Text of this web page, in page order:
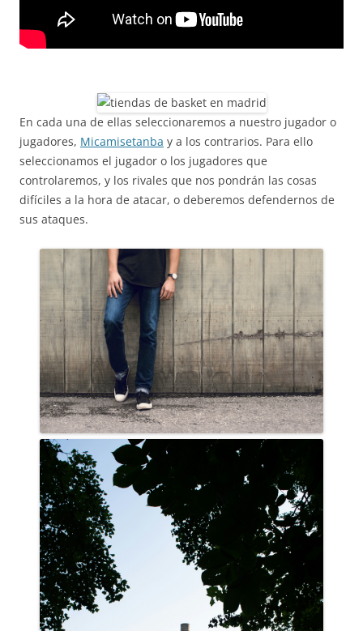
En cada una de ellas seleccionaremos a nuestro jugador o
jugadores, Micamisetanba y a los contrarios. Para ello
seleccionamos el jugador o los jugadores que
controlaremos, y los rivales que nos pondrán las cosas
difíciles a la hora de atacar, o deberemos defendernos de
sus ataques.